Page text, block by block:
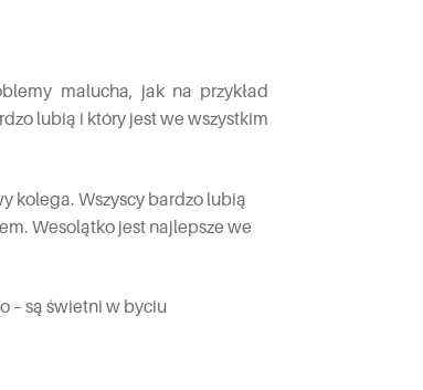
malucha, jak na przykład
lubią i który jest we wszystkim
kolega. Wszyscy bardzo lubią
Wesolątko jest najlepsze we
– są świetni w byciu